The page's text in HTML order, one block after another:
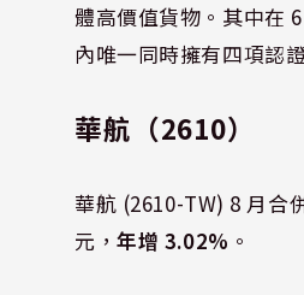
體高價值貨物。其中在
內唯一同時擁有四項認
華航（2610）
華航 (2610-TW) 8 月合
元，年增 3.02% 。